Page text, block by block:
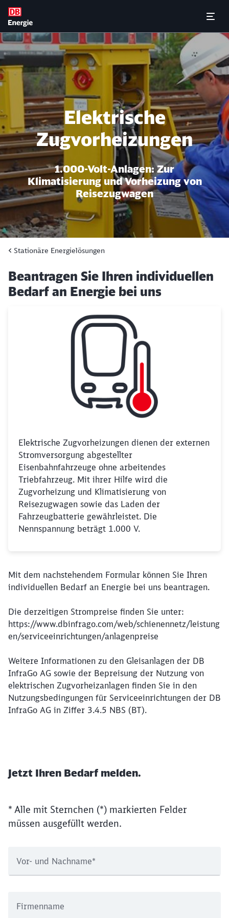
Elektrische
Elektrische
Zugvorheizungen
1.000-Volt-Anlagen: Zur
Klimatisierung und Vorheizung von
Reisezugwagen
Stationäre Energielösungen
Beantragen Sie Ihren individuellen
Bedarf an Energie bei uns
Elektrische Zugvorheizungen dienen der externen
Stromversorgung abgestellter
Eisenbahnfahrzeuge ohne arbeitendes
Triebfahrzeug. Mit ihrer Hilfe wird die
Zugvorheizung und Klimatisierung von
Reisezugwagen sowie das Laden der
Fahrzeugbatterie gewährleistet. Die
Nennspannung beträgt 1.000 V.
Mit dem nachstehendem Formular können Sie Ihren
individuellen Bedarf an Energie bei uns beantragen.
Die derzeitigen Strompreise finden Sie unter:
https://www.dbinfrago.com/web/schienennetz/leistung
en/serviceeinrichtungen/anlagenpreise
Weitere Informationen zu den Gleisanlagen der DB
InfraGo AG sowie der Bepreisung der Nutzung von
elektrischen Zugvorheizanlagen finden Sie in den
Nutzungsbedingungen für Serviceeinrichtungen der DB
InfraGo AG in Ziffer 3.4.5 NBS (BT).
Jetzt Ihren Bedarf melden.
* Alle mit Sternchen (*) markierten Felder
müssen ausgefüllt werden.
Vor- und Nachname*
Firmenname